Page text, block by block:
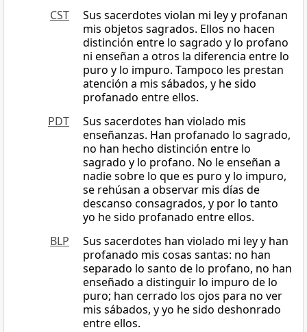
CST
Sus sacerdotes violan mi ley y profanan
mis objetos sagrados. Ellos no hacen
distinción entre lo sagrado y lo profano
ni enseñan a otros la diferencia entre lo
puro y lo impuro. Tampoco les prestan
atención a mis sábados, y he sido
profanado entre ellos.
PDT
Sus sacerdotes han violado mis
enseñanzas. Han profanado lo sagrado,
no han hecho distinción entre lo
sagrado y lo profano. No le enseñan a
nadie sobre lo que es puro y lo impuro,
se rehúsan a observar mis días de
descanso consagrados, y por lo tanto
yo he sido profanado entre ellos.
BLP
Sus sacerdotes han violado mi ley y han
profanado mis cosas santas: no han
separado lo santo de lo profano, no han
enseñado a distinguir lo impuro de lo
puro; han cerrado los ojos para no ver
mis sábados, y yo he sido deshonrado
entre ellos.